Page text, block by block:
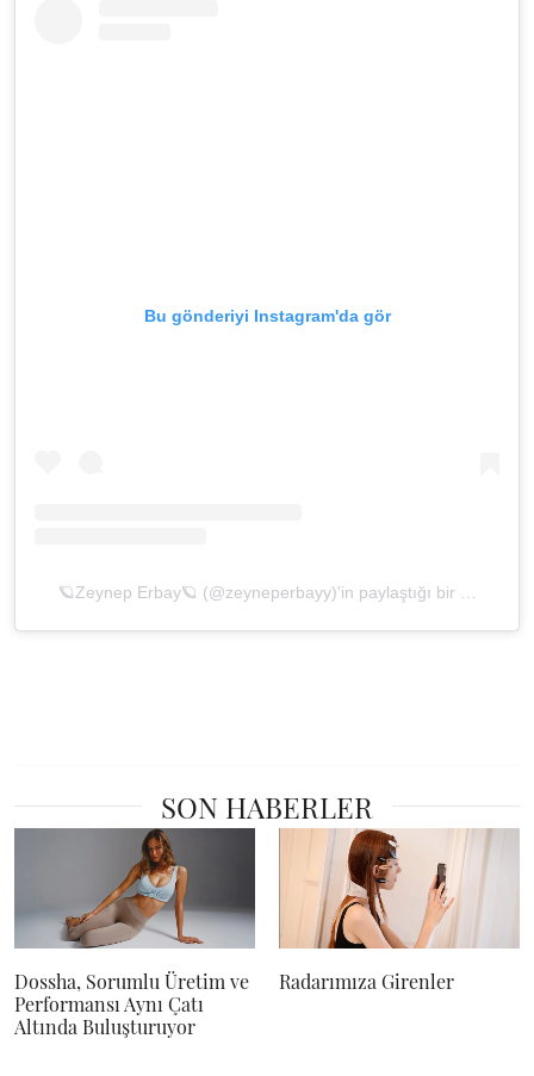
Bu gönderiyi Instagram'da gör
SON HABERLER
Dossha, Sorumlu Üretim ve
Performansı Aynı Çatı
Altında Buluşturuyor
Radarımıza Girenler